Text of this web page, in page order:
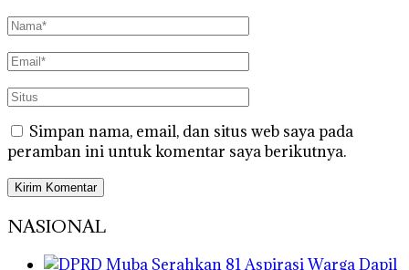
Simpan nama, email, dan situs web saya pada
peramban ini untuk komentar saya berikutnya.
NASIONAL